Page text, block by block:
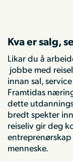
Kva er salg,
Likar du å
jobbe med
innan sal,
Framtidas
dette
bredt spekter
reiseliv gir deg
menneske.